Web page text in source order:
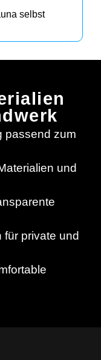
selbst
passend zum
und
private und